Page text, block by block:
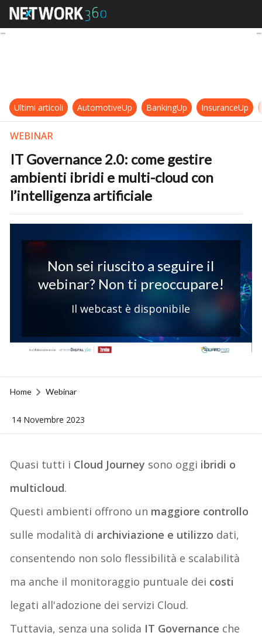
IT Governance 2.0: come gestire
Ultimi articoli AutomotiveUp BankingUp InsuranceUp
WEBINAR
IT Governance 2.0: come gestire
ambienti ibridi e multi-cloud con
l’intelligenza artificiale
Non sei riuscito a seguire il
webinar? Non ti preoccupare!
Il webcast è disponibile
Home Webinar
14 Novembre 2023
Quasi tutti i Cloud Journey sono oggi ibridi o
multicloud.
Questi ambienti offrono un maggiore controllo
sulle modalità di archiviazione e utilizzo dati,
consentendo non solo flessibilità e scalabilità
ma anche il monitoraggio puntuale dei costi
legati all'adozione dei servizi Cloud.
Tuttavia, senza una solida IT Governance che